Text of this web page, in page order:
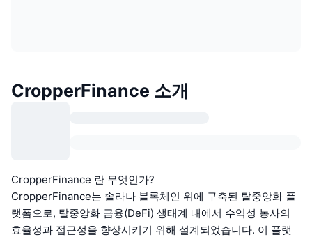
CropperFinance 소개
CropperFinance 란 무엇인가?
CropperFinance는 솔라나 블록체인 위에 구축된 탈중앙화 플
랫폼으로, 탈중앙화 금융(DeFi) 생태계 내에서 수익성 농사의
효율성과 접근성을 향상시키기 위해 설계되었습니다. 이 플랫